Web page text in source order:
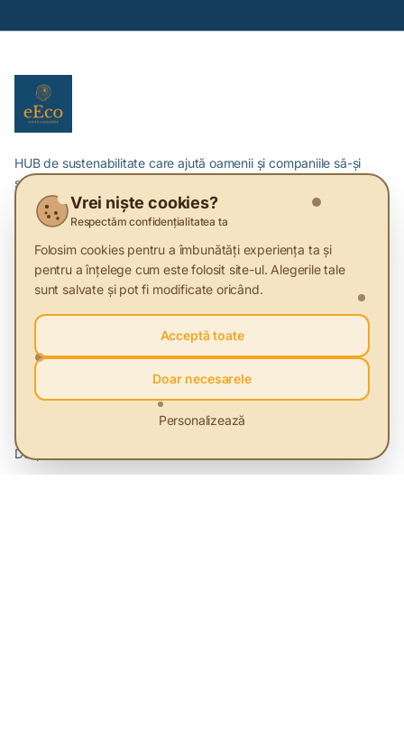
HUB de sustenabilitate care ajută oamenii și companiile să-și
schimbe stilul de viață și modelul de business.
Despre Sustenabilitate
Articole
Glosar
Despre Noi
Vrei niște cookies?
Respectăm confidențialitatea ta
Folosim cookies pentru a îmbunătăți experiența ta și
pentru a înțelege cum este folosit site-ul. Alegerile tale
sunt salvate și pot fi modificate oricând.
Acceptă toate
Doar necesarele
Personalizează